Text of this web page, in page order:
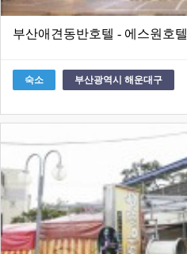
부산애견동반호텔 - 에스원호텔
숙소 부산광역시 해운대구